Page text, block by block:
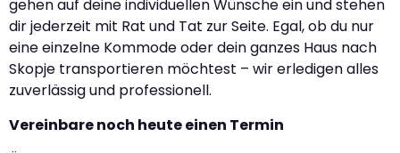
gehen auf deine individuellen Wünsche ein und stehen
dir jederzeit mit Rat und Tat zur Seite. Egal, ob du nur
eine einzelne Kommode oder dein ganzes Haus nach
Skopje transportieren möchtest – wir erledigen alles
zuverlässig und professionell.
Vereinbare noch heute einen Termin